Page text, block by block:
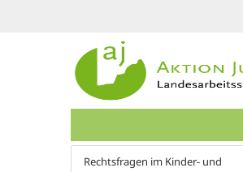
Rechtsfragen im Kinder- und